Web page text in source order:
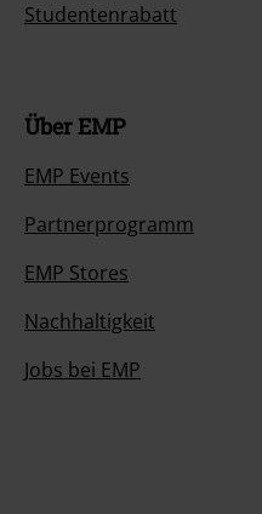
Studentenrabatt
Über EMP
EMP Events
Partnerprogramm
EMP Stores
Nachhaltigkeit
Jobs bei EMP